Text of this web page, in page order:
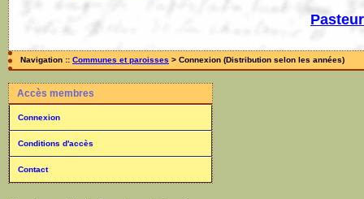
Navigation :: Communes et paroisses > Connexion (Distribution selon les années)
Accès membres
Connexion
Conditions d'accès
Contact